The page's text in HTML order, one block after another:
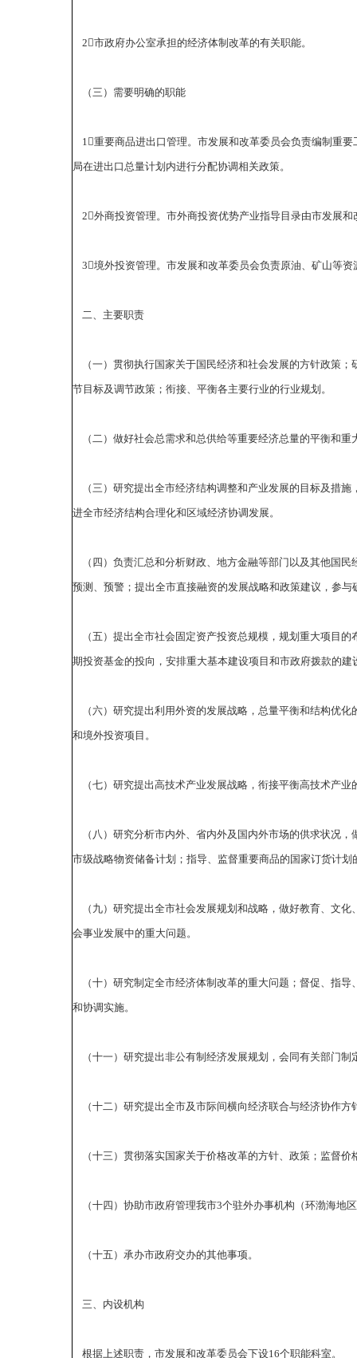
2市政府办公室承担的经济体制改革的有关职能。
（三）需要明确的职能
1重要商品进出口管理。市发展和改革委员会负责编制重
局在进出口总量计划内进行分配协调相关政策。
2外商投资管理。市外商投资优势产业指导目录由市发展
3境外投资管理。市发展和改革委员会负责原油、矿山等
二、主要职责
（一）贯彻执行国家关于国民经济和社会发展的方针政策
节目标及调节政策；衔接、平衡各主要行业的行业规划。
（二）做好社会总需求和总供给等重要经济总量的平衡和
（三）研究提出全市经济结构调整和产业发展的目标及措
进全市经济结构合理化和区域经济协调发展。
（四）负责汇总和分析财政、地方金融等部门以及其他国
预测、预警；提出全市直接融资的发展战略和政策建议，参
（五）提出全市社会固定资产投资总规模，规划重大项目
期投资基金的投向，安排重大基本建设项目和市政府拨款的
（六）研究提出利用外资的发展战略，总量平衡和结构优
和境外投资项目。
（七）研究提出高技术产业发展战略，衔接平衡高技术产
（八）研究分析市内外、省内外及国内外市场的供求状况
市级战略物资储备计划；指导、监督重要商品的国家订货计划
（九）研究提出全市社会发展规划和战略，做好教育、文
会事业发展中的重大问题。
（十）研究制定全市经济体制改革的重大问题；督促、指
和协调实施。
（十一）研究提出非公有制经济发展规划，会同有关部门
（十二）研究提出全市及市际间横向经济联合与经济协作方
（十三）贯彻落实国家关于价格改革的方针、政策；监督
（十四）协助市政府管理我市3个驻外办事机构（环渤海地
（十五）承办市政府交办的其他事项。
三、内设机构
根据上述职责，市发展和改革委员会下设16个职能科室。